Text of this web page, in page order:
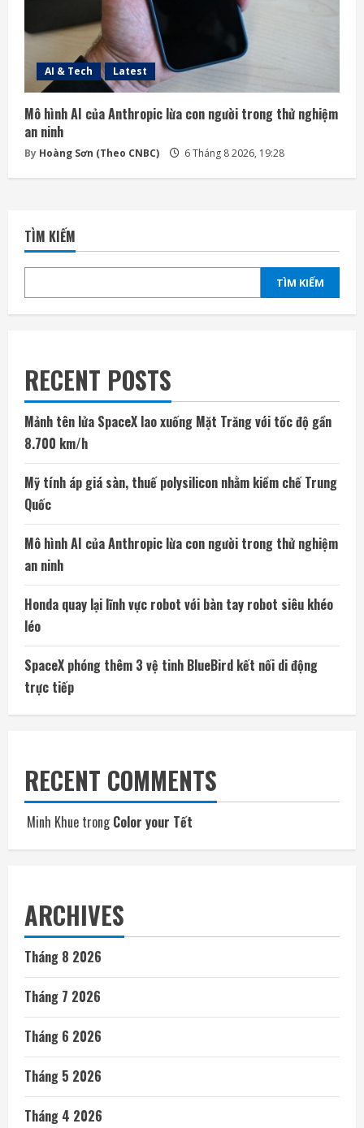
AI & Tech Latest
Mô hình AI của Anthropic lừa con người trong thử nghiệm
an ninh
By Hoàng Sơn (Theo CNBC) 6 Tháng 8 2026, 19:28
TÌM KIẾM
TÌM KIẾM
RECENT POSTS
Mảnh tên lửa SpaceX lao xuống Mặt Trăng với tốc độ gần
8.700 km/h
Mỹ tính áp giá sàn, thuế polysilicon nhằm kiềm chế Trung
Quốc
Mô hình AI của Anthropic lừa con người trong thử nghiệm
an ninh
Honda quay lại lĩnh vực robot với bàn tay robot siêu khéo
léo
SpaceX phóng thêm 3 vệ tinh BlueBird kết nối di động
trực tiếp
RECENT COMMENTS
Minh Khue trongColor your Tết
ARCHIVES
Tháng 8 2026
Tháng 7 2026
Tháng 6 2026
Tháng 5 2026
Tháng 4 2026